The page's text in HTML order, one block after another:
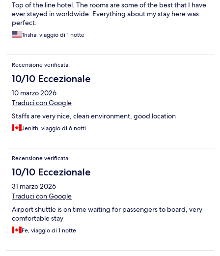
Top of the line hotel. The rooms are some of the best that I have
ever stayed in worldwide. Everything about my stay here was
perfect.
Trisha, viaggio di 1 notte
Recensione verificata
10/10 Eccezionale
10 marzo 2026
Traduci con Google
Staffs are very nice, clean environment, good location
Jenith, viaggio di 6 notti
Recensione verificata
10/10 Eccezionale
31 marzo 2026
Traduci con Google
Airport shuttle is on time waiting for passengers to board, very
comfortable stay
Fe, viaggio di 1 notte